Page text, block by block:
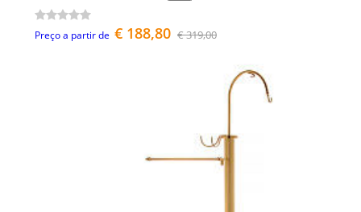
Preço a partir de € 188,80 € 319,00